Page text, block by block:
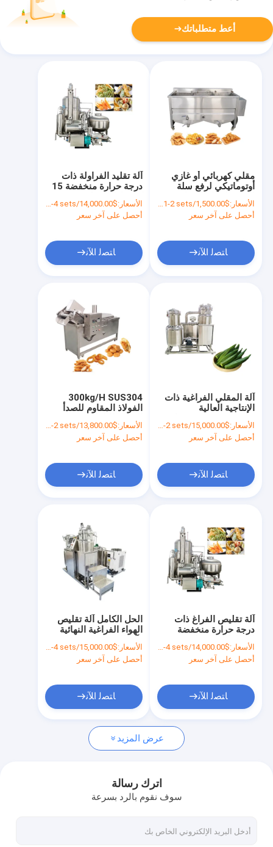
المنتجات
أشرطة فيديو
حول بنا
ضبط الجودة
اتصل بنا
أخبار
خط إنتاج الفواكه والخضروات
آلة تنظيف تجارية
أعط متطلباتك
آلة تقليد الفراولة ذات
درجة حرارة منخفضة 15
كيلوواط للفواكه
والخضروات المقلية الآلية
الأسعار:$14,000.00/sets 1-4 sets
أحصل على آخر سعر
ﺎﺘﺼﻟ ﺍﻶﻧ
مقلي كهربائي أو غازي
أوتوماتيكي لرفع سلة
السلة للدجاج المقلي و
رقائق البطاطا
الأسعار:$1,500.00/sets 1-2 sets
أحصل على آخر سعر
ﺎﺘﺼﻟ ﺍﻶﻧ
300kg/H SUS304
الفولاذ المقاوم للصدأ
التحكم التلقائي في درجة
الحرارة الصناعية
المتواصلة الفلافل المقلي
الأسعار:$13,800.00/sets 1-2 sets
أحصل على آخر سعر
ﺎﺘﺼﻟ ﺍﻶﻧ
آلة المقلي الفراغية ذات
الإنتاجية العالية
منخفضة الزيت للترويج
الأسعار:$15,000.00/sets 1-2 sets
أحصل على آخر سعر
ﺎﺘﺼﻟ ﺍﻶﻧ
الحل الكامل آلة تقليص
الهواء الفراغية النهائية
وآلة التجميد الفراغية
الأسعار:$15,000.00/sets 1-4 sets
أحصل على آخر سعر
ﺎﺘﺼﻟ ﺍﻶﻧ
آلة تقليص الفراغ ذات
درجة حرارة منخفضة
للبطاطس المقلية
والبروكلي 8 كجم / وقت
الأسعار:$14,000.00/sets 1-4 sets
أحصل على آخر سعر
ﺎﺘﺼﻟ ﺍﻶﻧ
عرض المزيد
اترك رسالة
سوف نقوم بالرد بسرعة